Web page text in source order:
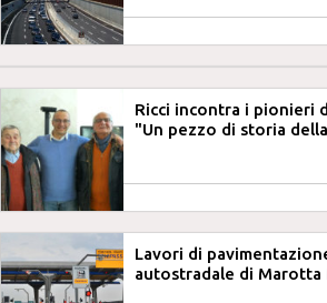
Ricci incontra i pionieri
"Un pezzo di storia
Lavori di
autostradale di